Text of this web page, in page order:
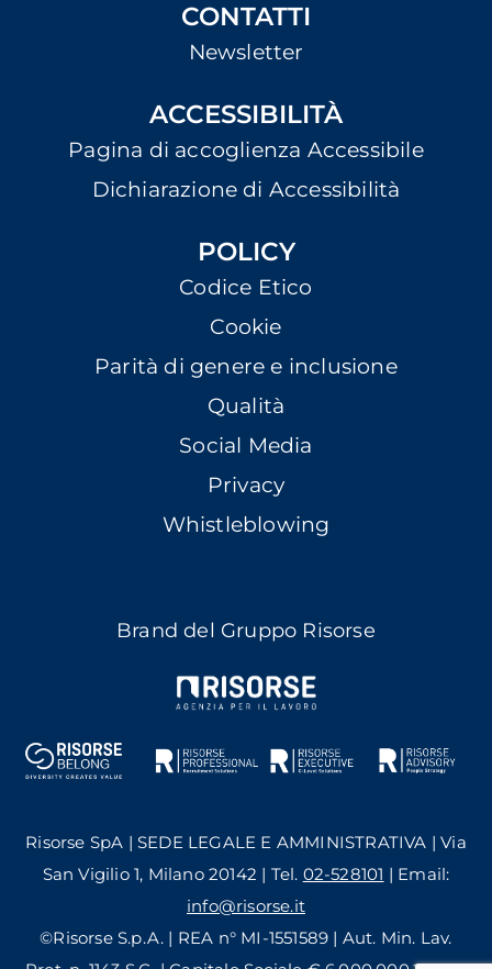
CONTATTI
Newsletter
ACCESSIBILITÀ
Pagina di accoglienza Accessibile
Dichiarazione di Accessibilità
POLICY
Codice Etico
Cookie
Parità di genere e inclusione
Qualità
Social Media
Privacy
Whistleblowing
Brand del Gruppo Risorse
Risorse SpA | SEDE LEGALE E AMMINISTRATIVA | Via
San Vigilio 1, Milano 20142 | Tel. 02-528101 | Email:
info@risorse.it
©Risorse S.p.A. | REA n° MI-1551589 | Aut. Min. Lav.